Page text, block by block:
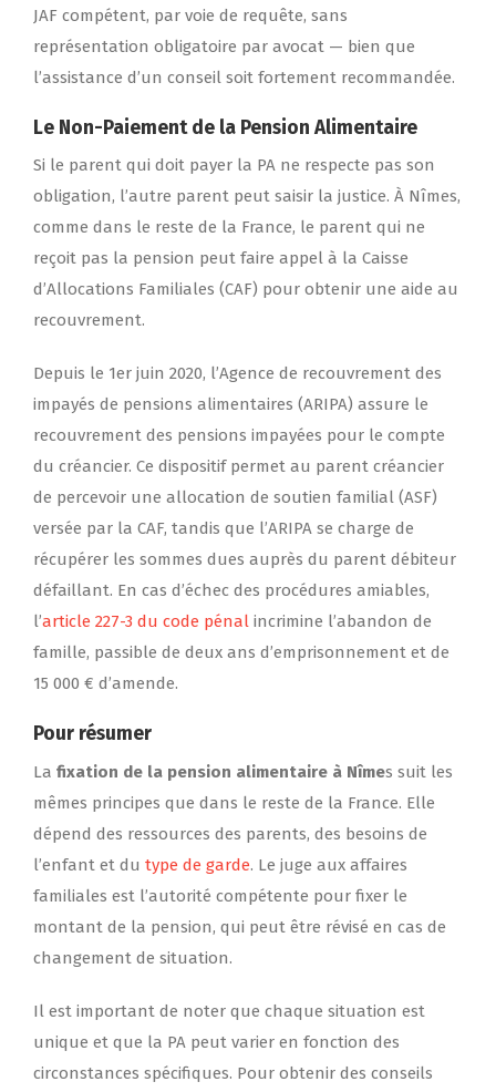
JAF compétent, par voie de requête, sans
représentation obligatoire par avocat — bien que
l’assistance d’un conseil soit fortement recommandée.
Le Non-Paiement de la Pension Alimentaire
Si le parent qui doit payer la PA ne respecte pas son
obligation, l’autre parent peut saisir la justice. À Nîmes,
comme dans le reste de la France, le parent qui ne
reçoit pas la pension peut faire appel à la Caisse
d’Allocations Familiales (CAF) pour obtenir une aide au
recouvrement.
Depuis le 1er juin 2020, l’Agence de recouvrement des
impayés de pensions alimentaires (ARIPA) assure le
recouvrement des pensions impayées pour le compte
du créancier. Ce dispositif permet au parent créancier
de percevoir une allocation de soutien familial (ASF)
versée par la CAF, tandis que l’ARIPA se charge de
récupérer les sommes dues auprès du parent débiteur
défaillant. En cas d’échec des procédures amiables,
l’article 227-3 du code pénal incrimine l’abandon de
famille, passible de deux ans d’emprisonnement et de
15 000 € d’amende.
Pour résumer
La fixation de la pension alimentaire à Nîmes suit les
mêmes principes que dans le reste de la France. Elle
dépend des ressources des parents, des besoins de
l’enfant et du type de garde. Le juge aux affaires
familiales est l’autorité compétente pour fixer le
montant de la pension, qui peut être révisé en cas de
changement de situation.
Il est important de noter que chaque situation est
unique et que la PA peut varier en fonction des
circonstances spécifiques. Pour obtenir des conseils